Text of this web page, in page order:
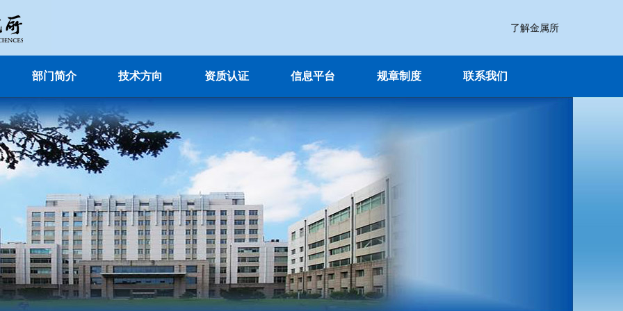
了解金属所
部门简介 技术方向 资质认证 信息平台 规章制度 联系我们